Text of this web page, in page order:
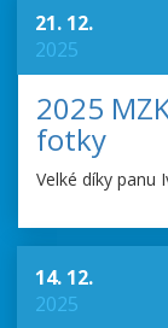
21. 12.
2025
2025
fotky
Velké díky panu
14. 12.
2025